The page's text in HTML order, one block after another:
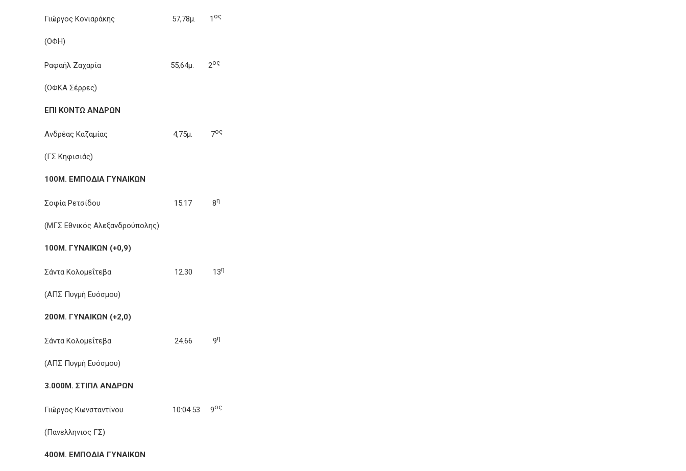
Γιώργος Κονιαράκης 57,78μ. 1 ος
(ΟΦΗ)
Ραφαήλ Ζαχαρία 55,64μ. 2ος
(ΟΦΚΑ Σέρρες)
ΕΠΙ ΚΟΝΤΩ ΑΝΔΡΩΝ
Ανδρέας Καζαμίας 4,75μ. 7ος
(ΓΣ Κηφισιάς)
100Μ. ΕΜΠΟΔΙΑ ΓΥΝΑΙΚΩΝ
Σοφία Ρετσίδου 15.17 8η
(ΜΓΣ Εθνικός Αλεξανδρούπολης)
100Μ. ΓΥΝΑΙΚΩΝ (+0,9)
Σάντα Κολομεΐτεβα 12.30 13η
(ΑΠΣ Πυγμή Ευόσμου)
200Μ. ΓΥΝΑΙΚΩΝ (+2,0)
Σάντα Κολομεΐτεβα 24.66 9η
(ΑΠΣ Πυγμή Ευόσμου)
3.000Μ. ΣΤΙΠΛ ΑΝΔΡΩΝ
Γιώργος Κωνσταντίνου 10:04.53 9ος
(Πανελληνιος ΓΣ)
400Μ. ΕΜΠΟΔΙΑ ΓΥΝΑΙΚΩΝ